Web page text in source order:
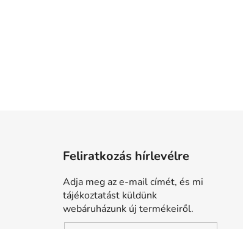
Feliratkozás hírlevélre
Adja meg az e-mail címét, és mi
tájékoztatást küldünk
webáruházunk új termékeiről.